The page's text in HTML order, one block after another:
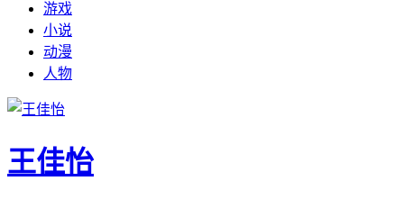
游戏
小说
动漫
人物
王佳怡